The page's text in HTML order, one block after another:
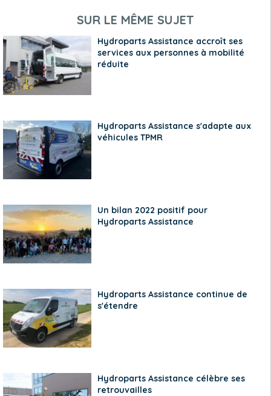
SUR LE MÊME SUJET
Hydroparts Assistance accroît ses
services aux personnes à mobilité
réduite
Hydroparts Assistance s'adapte aux
véhicules TPMR
Un bilan 2022 positif pour
Hydroparts Assistance
Hydroparts Assistance continue de
s'étendre
Hydroparts Assistance célèbre ses
retrouvailles